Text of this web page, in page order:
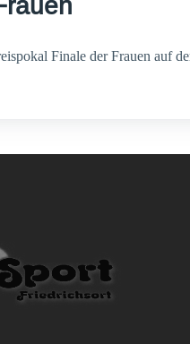
Finale der Frauen auf